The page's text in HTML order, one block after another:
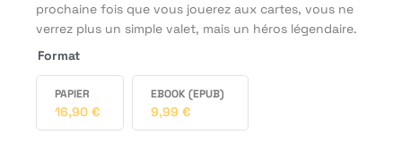
prochaine fois que vous jouerez aux cartes, vous ne
verrez plus un simple valet, mais un héros légendaire.
Format
PAPIER
16,90 €
EBOOK (EPUB)
9,99 €